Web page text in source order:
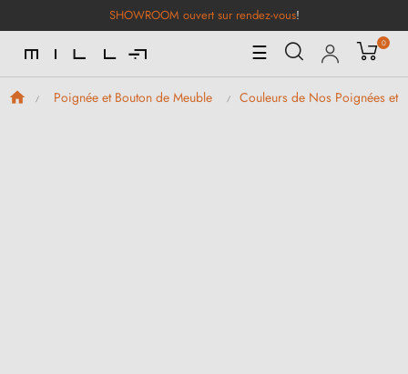
SHOWROOM ouvert sur rendez-vous!
Basculer
la
navigation
☰ 0
Poignée et Bouton de Meuble Couleurs de Nos Poignées et